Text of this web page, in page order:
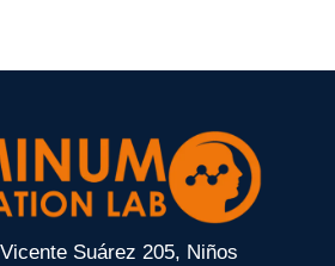
Vicente Suárez 205, Niños